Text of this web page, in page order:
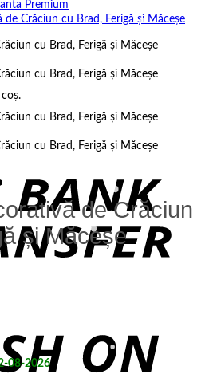
de Crăciun
și Măceșe
08-2026